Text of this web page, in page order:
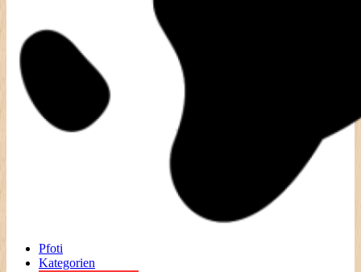
Pfoti
Kategorien